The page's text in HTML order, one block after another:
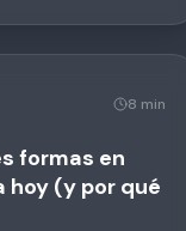
8 min
formas en
hoy (y por qué